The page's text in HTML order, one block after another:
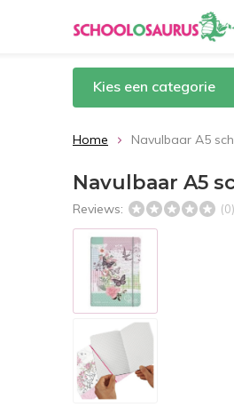
Kies een categorie
Home Navulbaar A5
Navulbaar A5
Reviews: (0)